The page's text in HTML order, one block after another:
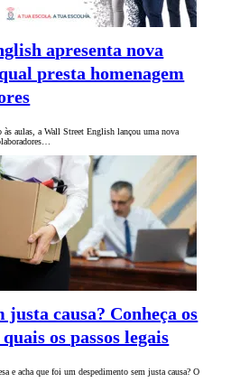
apresenta nova
presta homenagem
às aulas, a Wall Street English lançou uma nova
justa causa? Conheça os
os passos legais
e acha que foi um despedimento sem justa causa? O